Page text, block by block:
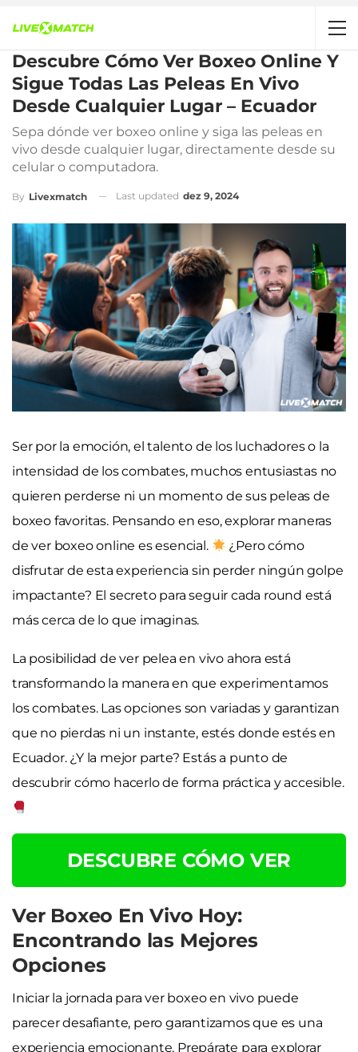
Descubre Cómo Ver Boxeo Online Y
Sigue Todas Las Peleas En Vivo
Desde Cualquier Lugar – Ecuador
Sepa dónde ver boxeo online y siga las peleas en
vivo desde cualquier lugar, directamente desde su
celular o computadora.
By Livexmatch Last updated dez 9, 2024
Ser por la emoción, el talento de los luchadores o la
intensidad de los combates, muchos entusiastas no
quieren perderse ni un momento de sus peleas de
boxeo favoritas. Pensando en eso, explorar maneras
de ver boxeo online es esencial.
¿Pero cómo
disfrutar de esta experiencia sin perder ningún golpe
impactante? El secreto para seguir cada round está
más cerca de lo que imaginas.
La posibilidad de ver pelea en vivo ahora está
transformando la manera en que experimentamos
los combates. Las opciones son variadas y garantizan
que no pierdas ni un instante, estés donde estés en
Ecuador. ¿Y la mejor parte? Estás a punto de
descubrir cómo hacerlo de forma práctica y accesible.
DESCUBRE CÓMO VER
Ver Boxeo En Vivo Hoy:
Encontrando las Mejores
Opciones
Iniciar la jornada para ver boxeo en vivo puede
parecer desafiante, pero garantizamos que es una
experiencia emocionante. Prepárate para explorar